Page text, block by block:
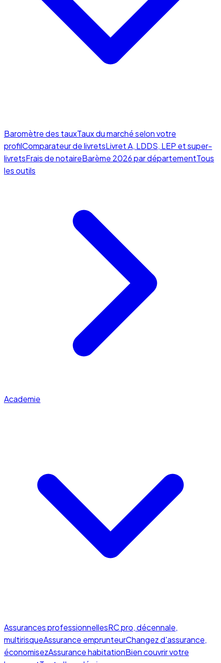
Baromètre des tauxTaux du marché selon votre
profilComparateur de livretsLivret A, LDDS, LEP et super-
livretsFrais de notaireBarème 2026 par départementTous
les outils
Academie
Assurances professionnellesRC pro, décennale,
multirisqueAssurance emprunteurChangez d'assurance,
économisezAssurance habitationBien couvrir votre